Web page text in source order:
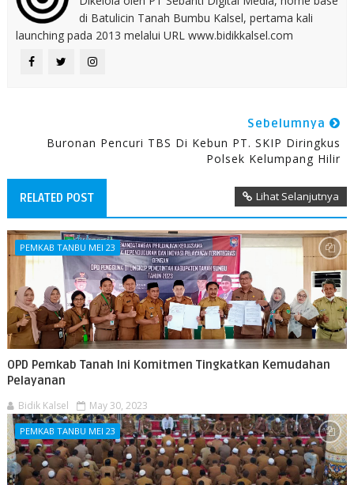
di Batulicin Tanah Bumbu Kalsel, pertama kali
launching pada 2013 melalui URL www.bidikkalsel.com
Sebelumnya
Buronan Pencuri TBS Di Kebun PT. SKIP Diringkus
Polsek Kelumpang Hilir
RELATED POST Lihat Selanjutnya
PEMKAB TANBU MEI 23
OPD Pemkab Tanah Ini Komitmen Tingkatkan Kemudahan
Pelayanan
Bidik Kalsel May 30, 2023
PEMKAB TANBU MEI 23